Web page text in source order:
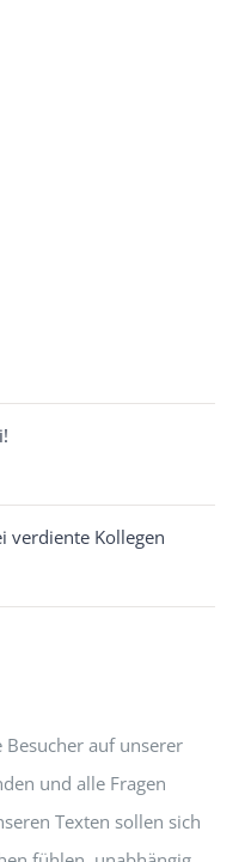
verdiente Kollegen
auf unserer
und alle Fragen
Texten sollen sich